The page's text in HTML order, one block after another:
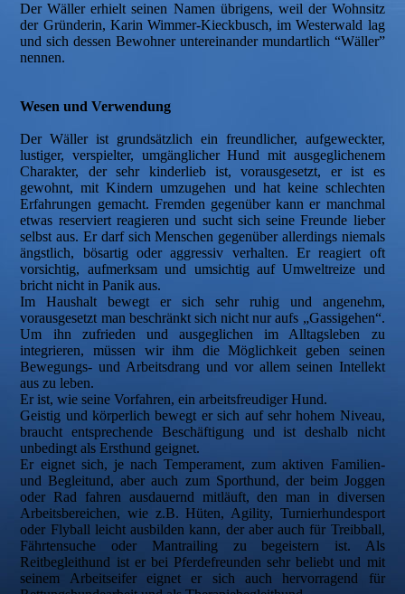
Der Wäller erhielt seinen Namen übrigens, weil der Wohnsitz
der Gründerin, Karin Wimmer-Kieckbusch, im Westerwald lag
und sich dessen Bewohner untereinander mundartlich “Wäller”
nennen.
Wesen und Verwendung
Der Wäller ist grundsätzlich ein freundlicher, aufgeweckter,
lustiger, verspielter, umgänglicher Hund mit ausgeglichenem
Charakter, der sehr kinderlieb ist, vorausgesetzt, er ist es
gewohnt, mit Kindern umzugehen und hat keine schlechten
Erfahrungen gemacht. Fremden gegenüber kann er manchmal
etwas reserviert reagieren und sucht sich seine Freunde lieber
selbst aus. Er darf sich Menschen gegenüber allerdings niemals
ängstlich, bösartig oder aggressiv verhalten. Er reagiert oft
vorsichtig, aufmerksam und umsichtig auf Umweltreize und
bricht nicht in Panik aus.
Im Haushalt bewegt er sich sehr ruhig und angenehm,
vorausgesetzt man beschränkt sich nicht nur aufs „Gassigehen“.
Um ihn zufrieden und ausgeglichen im Alltagsleben zu
integrieren, müssen wir ihm die Möglichkeit geben seinen
Bewegungs- und Arbeitsdrang und vor allem seinen Intellekt
aus zu leben.
Er ist, wie seine Vorfahren, ein arbeitsfreudiger Hund.
Geistig und körperlich bewegt er sich auf sehr hohem Niveau,
braucht entsprechende Beschäftigung und ist deshalb nicht
unbedingt als Ersthund geignet.
Er eignet sich, je nach Temperament, zum aktiven Familien-
und Begleitund, aber auch zum Sporthund, der beim Joggen
oder Rad fahren ausdauernd mitläuft, den man in diversen
Arbeitsbereichen, wie z.B. Hüten, Agility, Turnierhundesport
oder Flyball leicht ausbilden kann, der aber auch für Treibball,
Fährtensuche oder Mantrailing zu begeistern ist. Als
Reitbegleithund ist er bei Pferdefreunden sehr beliebt und mit
seinem Arbeitseifer eignet er sich auch hervorragend für